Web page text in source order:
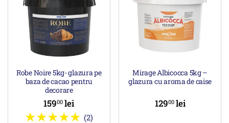
Robe Noire 5kg- glazura pe
baza de cacao pentru
decorare
15900lei
(2)
Mirage Albicocca 5kg –
glazura cu aroma de caise
12900 lei